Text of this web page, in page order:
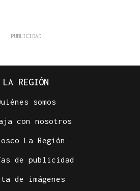
LA REGIÓN
somos
con nosotros
La Región
de publicidad
de imágenes